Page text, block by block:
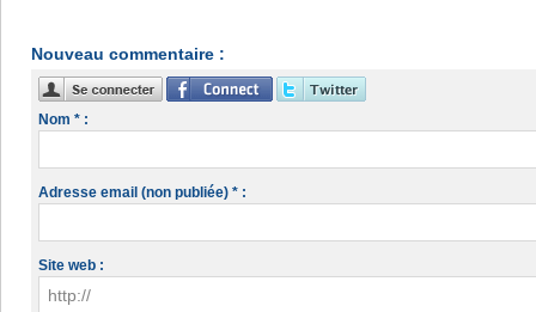
Nouveau commentaire :
Nom * :
Adresse email (non publiée) * :
Site web :